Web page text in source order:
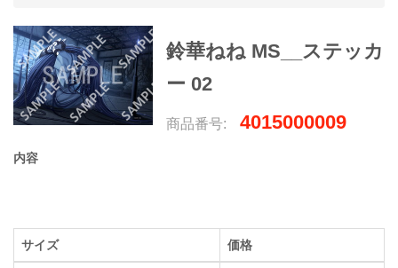
鈴華ねね MS__ステッカ
ー 02
商品番号: 4015000009
内容
サイズ 価格